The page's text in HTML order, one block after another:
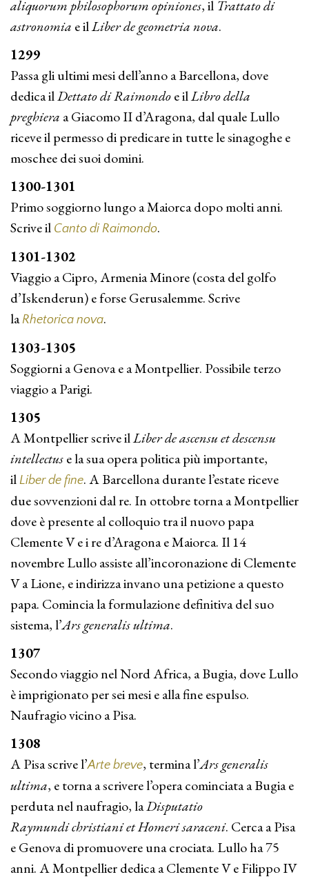
aliquorum philosophorum opiniones, il Trattato di
astronomia e ilLiber de geometria nova.
1299
Passa gli ultimi mesi dell’anno a Barcellona, dove
dedica ilDettato di Raimondoe ilLibro della
preghiera a Giacomo II d’Aragona, dal quale Lullo
riceve il permesso di predicare in tutte le sinagoghe e
moschee dei suoi domini.
1300-1301
Primo soggiorno lungo a Maiorca dopo molti anni.
Scrive il Canto di Raimondo.
1301-1302
Viaggio a Cipro, Armenia Minore (costa del golfo
d’Isken­derun) e forse Gerusalemme. Scrive
laRhetorica nova.
1303-1305
Soggiorni a Genova e a Montpellier. Possibile terzo
viaggio a Parigi.
1305
A Montpellier scrive ilLiber de ascensu et descensu
intellectuse la sua opera politica più importante,
il Liber de fine. A Barcellona durante l’estate riceve
due sovvenzioni dal re. In ottobre torna a Montpellier
dove è presente al colloquio tra il nuovo papa
Clemente V e i re d’Aragona e Maiorca. Il 14
novembre Lullo assiste all’incoronazione di Clemente
V a Lione, e indirizza invano una petizione a questo
papa. Comincia la formulazione definitiva del suo
sistema, l’Ars generalis ultima.
1307
Secondo viaggio nel Nord Africa, a Bugia, dove Lullo
è imprigionato per sei mesi e alla fine espulso.
Naufragio vicino a Pisa.
1308
A Pisa scrive l’Arte breve, termina l’Ars generalis
ultima, e torna a scrivere l’opera cominciata a Bugia e
perduta nel naufragio, laDisputatio
Raymundichristi­ani et Homeri saraceni. Cerca a Pisa
e Genova di promuovere una crociata. Lullo ha 75
anni. A Montpellier dedica a Clemente V e Filippo IV